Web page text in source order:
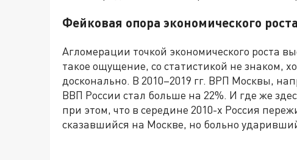
Фейковая опора экономического роста
Агломерации точкой экономического роста
такое ощущение, со статистикой не знаком,
досконально. В 2010–2019 гг. ВРП Москвы,
ВВП России стал больше на 22%. И где же
при этом, что в середине 2010-х Россия
сказавшийся на Москве, но больно